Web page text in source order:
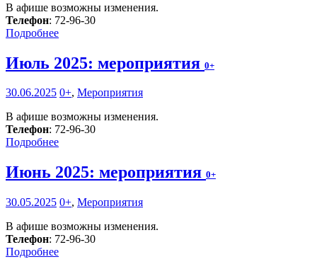
В афише возможны изменения.
Телефон: 72-96-30
Подробнее
Июль 2025: мероприятия 0+
30.06.2025 0+, Мероприятия
В афише возможны изменения.
Телефон: 72-96-30
Подробнее
Июнь 2025: мероприятия 0+
30.05.2025 0+, Мероприятия
В афише возможны изменения.
Телефон: 72-96-30
Подробнее